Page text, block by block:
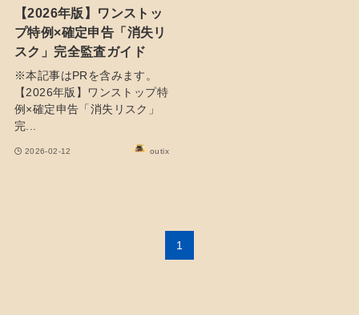
【2026年版】ワンストッ
プ特例×確定申告「消失リ
スク」完全監査ガイド
※本記事はPRを含みます。
【2026年版】ワンストップ特
例×確定申告「消失リスク」
完...
2026-02-12 outix
1